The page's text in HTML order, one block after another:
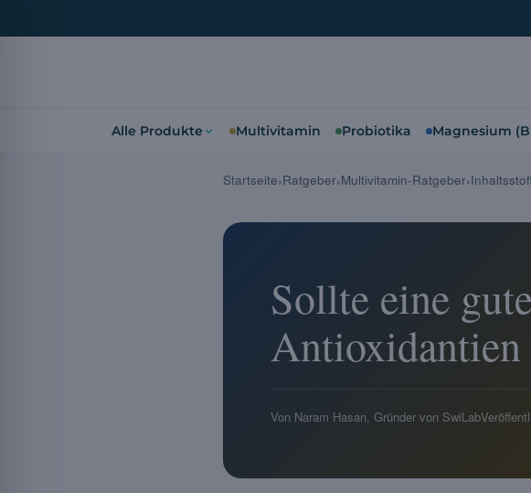
Alle Produkte Multivitamin Probiotika Magnesium
Sollte eine
Antioxidantien
Von Naram Hasan, Gründer von SwiLab
Startseite Ratgeber Multivitamin-Ratgeber